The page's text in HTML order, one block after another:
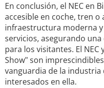
En conclusión, el NEC en
accesible en coche, tren o
infraestructura moderna
servicios, asegurando
para los visitantes. El NEC
Show" son
vanguardia de la industria
interesados en ella.